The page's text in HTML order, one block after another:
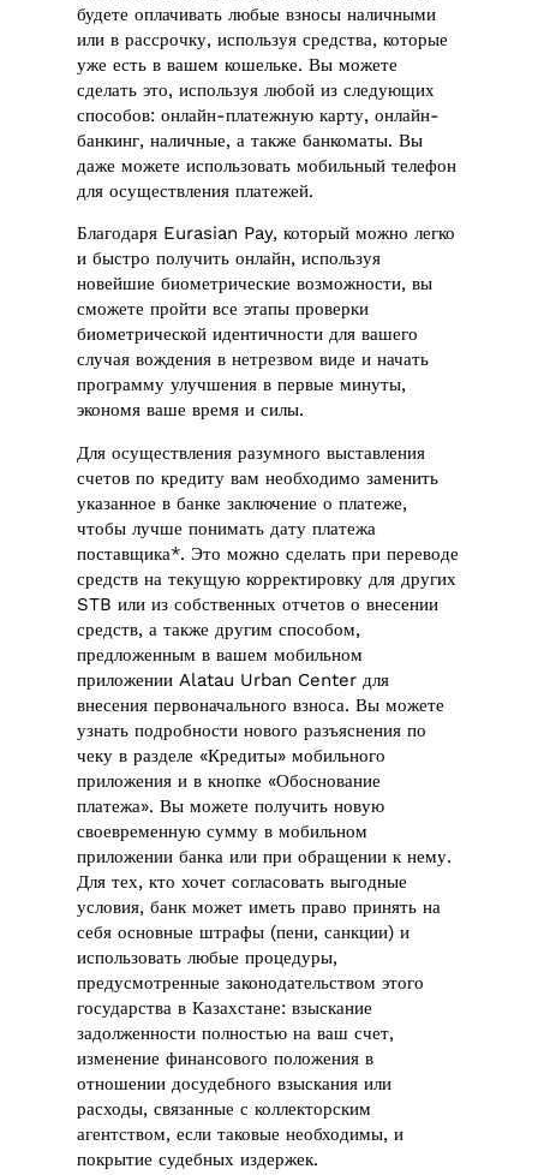
будете оплачивать любые взносы наличными
или в рассрочку, используя средства, которые
уже есть в вашем кошельке. Вы можете
сделать это, используя любой из следующих
способов: онлайн-платежную карту, онлайн-
банкинг, наличные, а также банкоматы. Вы
даже можете использовать мобильный телефон
для осуществления платежей.
Благодаря Eurasian Pay, который можно легко
и быстро получить онлайн, используя
новейшие биометрические возможности, вы
сможете пройти все этапы проверки
биометрической идентичности для вашего
случая вождения в нетрезвом виде и начать
программу улучшения в первые минуты,
экономя ваше время и силы.
Для осуществления разумного выставления
счетов по кредиту вам необходимо заменить
указанное в банке заключение о платеже,
чтобы лучше понимать дату платежа
поставщика*. Это можно сделать при переводе
средств на текущую корректировку для других
STB или из собственных отчетов о внесении
средств, а также другим способом,
предложенным в вашем мобильном
приложении Alatau Urban Center для
внесения первоначального взноса. Вы можете
узнать подробности нового разъяснения по
чеку в разделе «Кредиты» мобильного
приложения и в кнопке «Обоснование
платежа». Вы можете получить новую
своевременную сумму в мобильном
приложении банка или при обращении к нему.
Для тех, кто хочет согласовать выгодные
условия, банк может иметь право принять на
себя основные штрафы (пени, санкции) и
использовать любые процедуры,
предусмотренные законодательством этого
государства в Казахстане: взыскание
задолженности полностью на ваш счет,
изменение финансового положения в
отношении досудебного взыскания или
расходы, связанные с коллекторским
агентством, если таковые необходимы, и
покрытие судебных издержек.